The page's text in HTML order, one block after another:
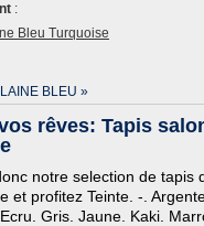
:
Bleu Turquoise
BLEU »
rêves: Tapis
notre selection de tapis
et profitez Teinte. -.
Gris. Jaune. Kaki.